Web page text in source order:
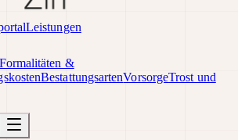
Leistungen
Formalitäten &
BestattungsartenVorsorgeTrost und